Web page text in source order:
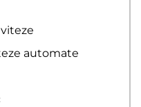
automate